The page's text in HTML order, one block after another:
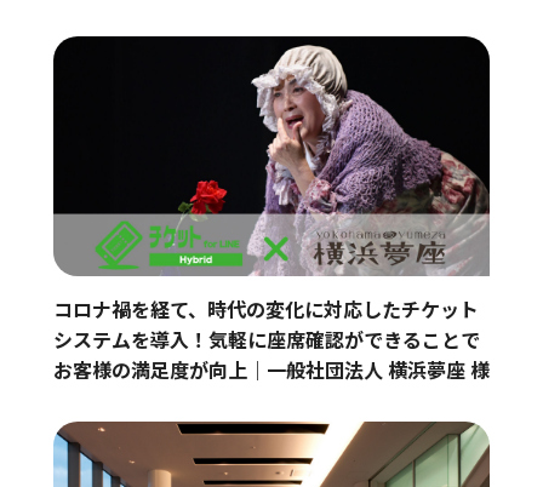
コロナ禍を経て、時代の変化に対応したチケット
システムを導入！気軽に座席確認ができることで
お客様の満足度が向上｜一般社団法人 横浜夢座 様